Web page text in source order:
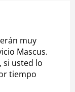
muy
Mascus.
si usted lo
tiempo